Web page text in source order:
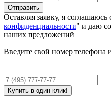
Оставляя заявку, я соглашаюсь
конфиденциальности" и даю
наших предложений
Введите свой номер